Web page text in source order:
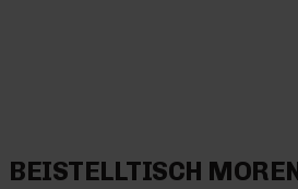
BEISTELLTISCH